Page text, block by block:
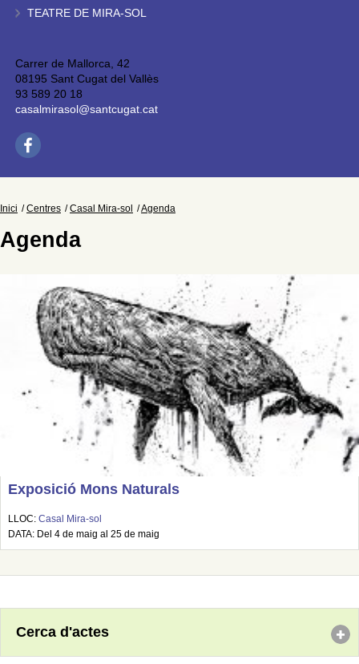
TEATRE DE MIRA-SOL
Carrer de Mallorca, 42
08195 Sant Cugat del Vallès
93 589 20 18
casalmirasol@santcugat.cat
Inici Centres Casal Mira-sol Agenda
Agenda
Exposició Mons Naturals
LLOC: Casal Mira-sol
DATA: Del 4 de maig al 25 de maig
Cerca d'actes